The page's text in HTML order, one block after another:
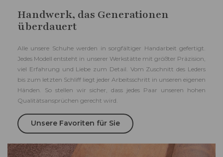
Handwerk, das Generationen
überdauert
Alle unsere Schuhe werden in sorgfältiger Handarbeit gefertigt.
Jedes Modell entsteht in unserer Werkstätte mit größter Präzision,
viel Erfahrung und Liebe zum Detail. Vom Zuschnitt des Leders
bis zum letzten Schliff liegt jeder Arbeitsschritt in unseren eigenen
Händen. So stellen wir sicher, dass jedes Paar unseren hohen
Qualitätsansprüchen gerecht wird.
Unsere Favoriten für Sie